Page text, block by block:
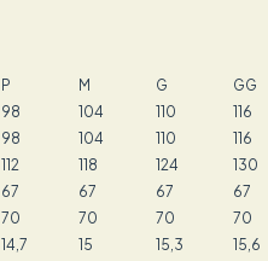
P M G
GG
98 104 110
116
98 104 110
116
112 118 124
130
67 67 67
67
70 70 70
70
14,7 15 15,3
15,6